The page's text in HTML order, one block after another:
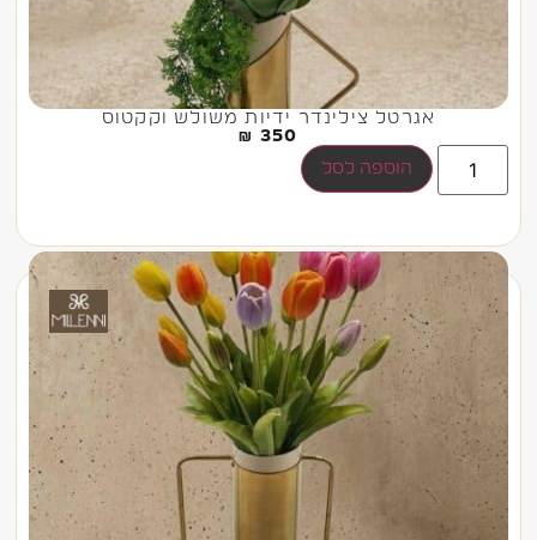
אגרטל צילינדר ידיות משולש וקקטוס
350
₪
הוספה לסל